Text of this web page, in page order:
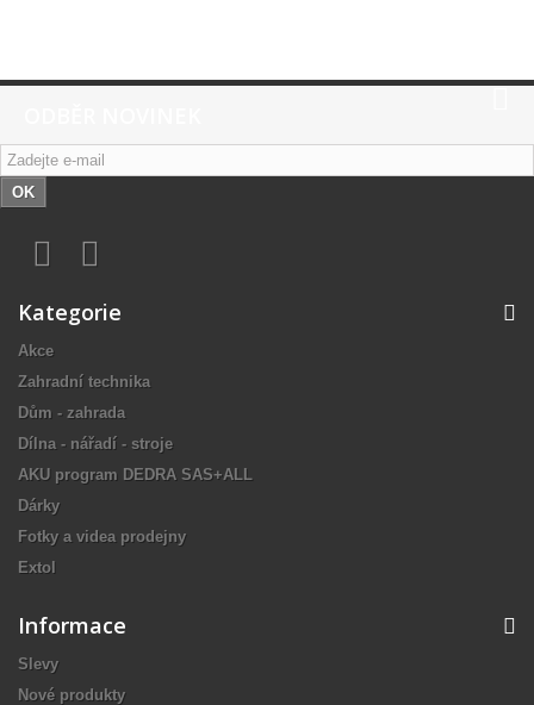
OK
Kategorie
Akce
Zahradní technika
Dům - zahrada
Dílna - nářadí - stroje
AKU program DEDRA SAS+ALL
Dárky
Fotky a videa prodejny
Extol
Informace
Slevy
Nové produkty